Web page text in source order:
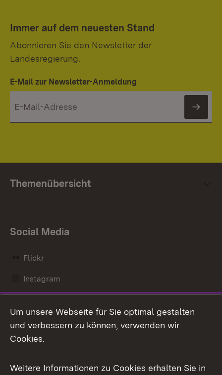
Immer auf dem neuesten Stand
Abonnieren Sie den Newsletter der
Landesregierung.
E-Mail zur Newsletter-Anmeldung
Themenübersicht
Social Media
Flickr
Instagram
Mastodon
Messenger
Social Wall
Um unsere Webseite für Sie optimal gestalten
und verbessern zu können, verwenden wir
Cookies.
Weitere Informationen zu Cookies erhalten Sie in